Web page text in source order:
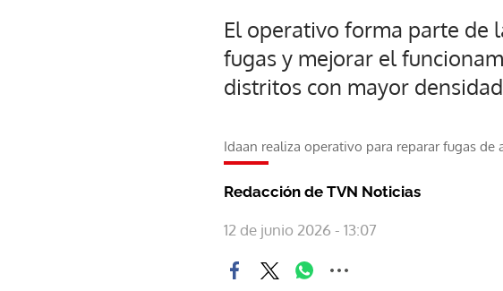
El operativo forma parte de
fugas y mejorar el
distritos con mayor
Idaan realiza operativo para reparar fugas de
Redacción de TVN Noticias
12 de junio 2026 - 13:07